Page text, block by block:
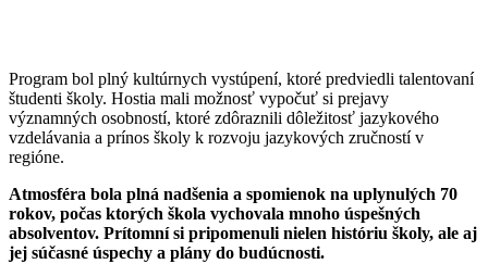
Program bol plný kultúrnych vystúpení, ktoré predviedli talentovaní
študenti školy. Hostia mali možnosť vypočuť si prejavy
významných osobností, ktoré zdôraznili dôležitosť jazykového
vzdelávania a prínos školy k rozvoju jazykových zručností v
regióne.
Atmosféra bola plná nadšenia a spomienok na uplynulých 70
rokov, počas ktorých škola vychovala mnoho úspešných
absolventov. Prítomní si pripomenuli nielen históriu školy, ale aj
jej súčasné úspechy a plány do budúcnosti.